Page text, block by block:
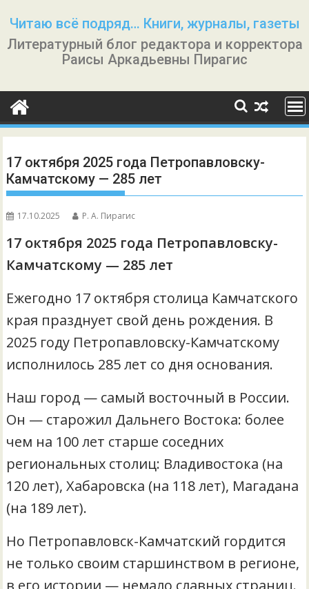
содержимому
Читаю всё подряд… Книги, журналы, газеты
Литературный блог редактора и корректора
Раисы Аркадьевны Пирагис
17 октября 2025 года Петропавловску-
Камчатскому — 285 лет
17.10.2025 Р. А. Пирагис
17 октября 2025 года Петропавловску-
Камчатскому — 285 лет
Ежегодно 17 октября столица Камчатского
края празднует свой день рождения. В
2025 году Петропавловску-Камчатскому
исполнилось 285 лет со дня основания.
Наш город — самый восточный в России.
Он — старожил Дальнего Востока: более
чем на 100 лет старше соседних
региональных столиц: Владивостока (на
120 лет), Хабаровска (на 118 лет), Магадана
(на 189 лет).
Но Петропавловск-Камчатский гордится
не только своим старшинством в регионе,
в его истории — немало славных страниц.